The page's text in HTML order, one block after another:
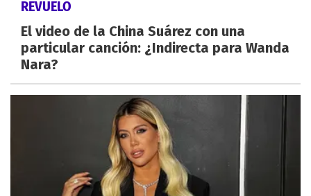
REVUELO
El video de la China Suárez con una
particular canción: ¿Indirecta para Wanda
Nara?